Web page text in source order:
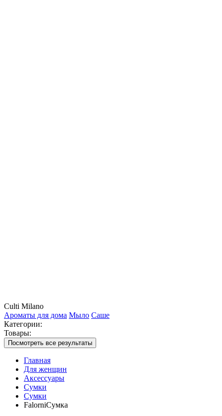
Culti Milano
Ароматы для дома Мыло Саше
Категории:
Товары:
Посмотреть все результаты
Главная
Для женщин
Аксессуары
Сумки
Сумки
FalorniСумка